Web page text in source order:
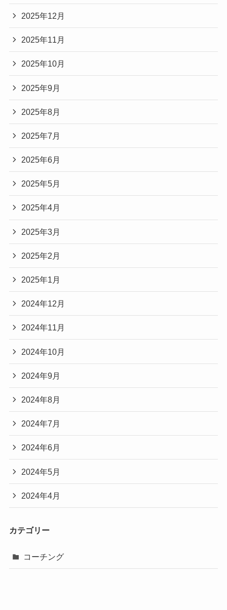
2025年12月
2025年11月
2025年10月
2025年9月
2025年8月
2025年7月
2025年6月
2025年5月
2025年4月
2025年3月
2025年2月
2025年1月
2024年12月
2024年11月
2024年10月
2024年9月
2024年8月
2024年7月
2024年6月
2024年5月
2024年4月
カテゴリー
コーチング